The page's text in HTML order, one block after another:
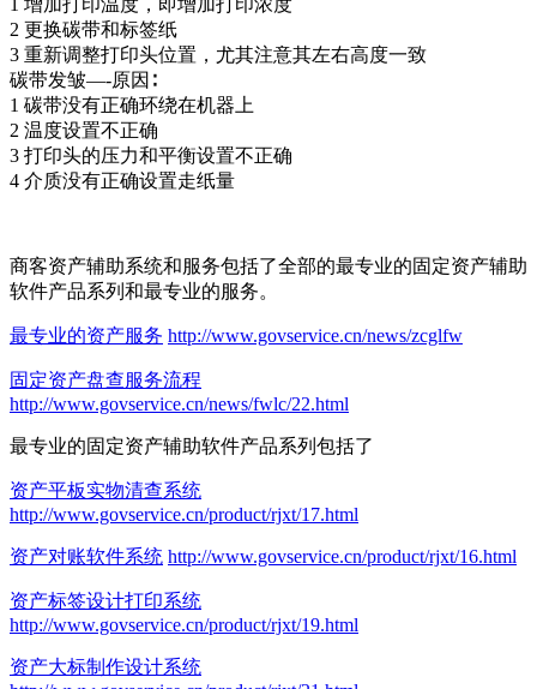
2 更换碳带和标签纸
3 重新调整打印头位置，尤其注意其左右高度一致
碳带发皱—-原因∶
1 碳带没有正确环绕在机器上
2 温度设置不正确
3 打印头的压力和平衡设置不正确
4 介质没有正确设置走纸量
商客资产辅助系统和服务包括了全部的最专业的固定资产辅助
软件产品系列和最专业的服务。
最专业的资产服务 http://www.govservice.cn/news/zcglfw
固定资产盘查服务流程
http://www.govservice.cn/news/fwlc/22.html
最专业的固定资产辅助软件产品系列包括了
资产平板实物清查系统
http://www.govservice.cn/product/rjxt/17.html
资产对账软件系统 http://www.govservice.cn/product/rjxt/16.html
资产标签设计打印系统
http://www.govservice.cn/product/rjxt/19.html
资产大标制作设计系统